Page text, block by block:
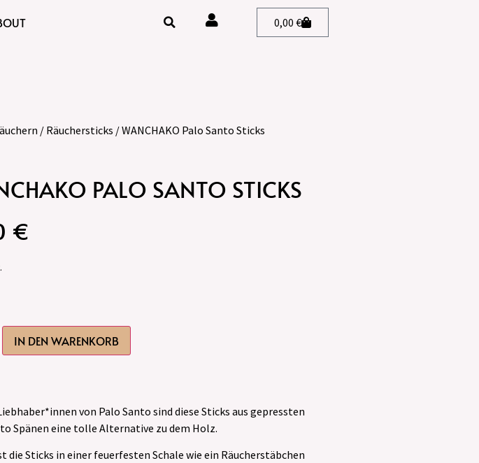
0,00€
/ Räuchersticks / WANCHAKO Palo Santo Sticks
PALO SANTO STICKS
€
IN DEN WARENKORB
von Palo Santo sind diese Sticks aus gepressten
Spänen eine tolle Alternative zu dem Holz.
die Sticks in einer feuerfesten Schale wie ein Räucherstäbchen